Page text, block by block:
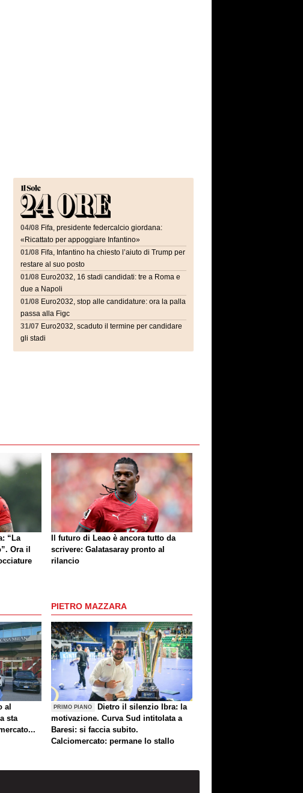
04/08 Fifa, presidente federcalcio giordana:
«Ricattato per appoggiare Infantino»
01/08 Fifa, Infantino ha chiesto l’aiuto di Trump per
restare al suo posto
01/08 Euro2032, 16 stadi candidati: tre a Roma e
due a Napoli
01/08 Euro2032, stop alle candidature: ora la palla
passa alla Figc
31/07 Euro2032, scaduto il termine per candidare
gli stadi
“La
Ora il
Il futuro di Leao è ancora tutto da
scrivere: Galatasaray pronto al
rilancio
al
sta
PIETRO MAZZARA
PRIMO PIANO
Dietro il silenzio Ibra: la
motivazione. Curva Sud intitolata a
Baresi: si faccia subito.
Calciomercato: permane lo stallo